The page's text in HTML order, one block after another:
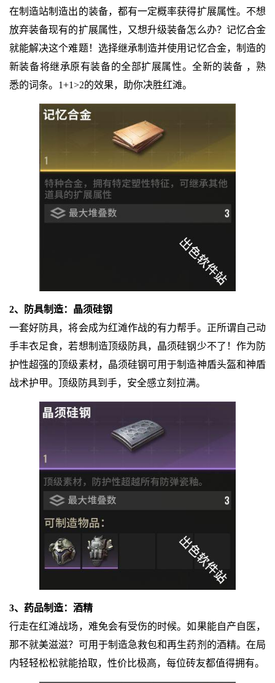
在制造站制造出的装备，都有一定概率获得扩展属性。不想
放弃装备现有的扩展属性，又想升级装备怎么办？记忆合金
就能解决这个难题！选择继承制造并使用记忆合金，制造的
新装备将继承原有装备的全部扩展属性。全新的装备 ，熟
悉的词条。1+1>2的效果，助你决胜红滩。
2、防具制造：晶须硅钢
一套好防具，将会成为红滩作战的有力帮手。正所谓自己动
手丰衣足食，若想制造顶级防具，晶须硅钢少不了！作为防
护性超强的顶级素材，晶须硅钢可用于制造神盾头盔和神盾
战术护甲。顶级防具到手，安全感立刻拉满。
3、药品制造：酒精
行走在红滩战场，难免会有受伤的时候。如果能自产自医，
那不就美滋滋？可用于制造急救包和再生药剂的酒精。在局
内轻轻松松就能拾取，性价比极高，每位砖友都值得拥有。